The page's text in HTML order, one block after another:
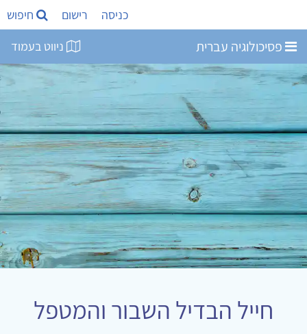
כניסה רישום חיפוש
פסיכולוגיה עברית ניווט בעמוד
חייל הבדיל השבור והמטפל